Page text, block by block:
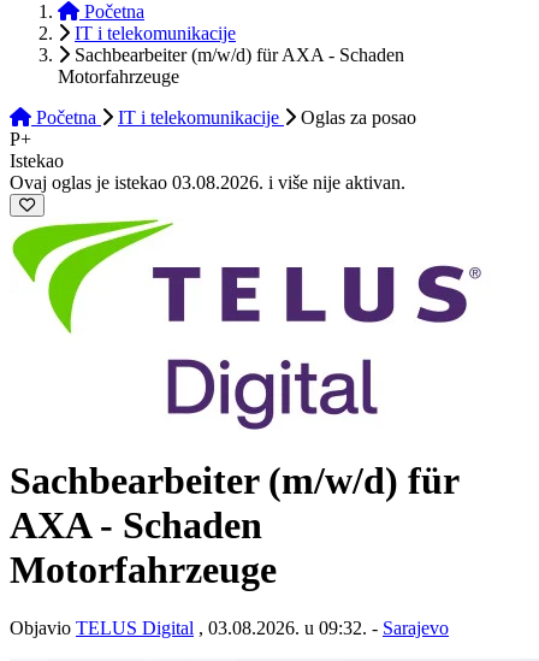
Početna
IT i telekomunikacije
Sachbearbeiter (m/w/d) für AXA - Schaden
Motorfahrzeuge
Početna
IT i telekomunikacije Oglas za posao
P+
Istekao
Ovaj oglas je istekao 03.08.2026. i više nije aktivan.
Sachbearbeiter (m/w/d) für
AXA - Schaden
Motorfahrzeuge
Objavio TELUS Digital , 03.08.2026. u 09:32. - Sarajevo